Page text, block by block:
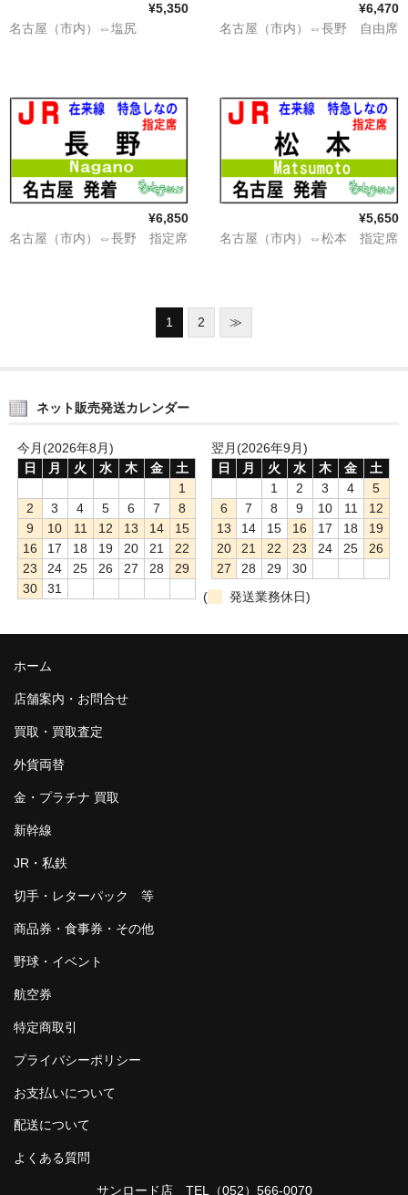
¥5,350
名古屋（市内）⇔塩尻
¥6,470
名古屋（市内）⇔長野 自由席
¥6,850
名古屋（市内）⇔長野 指定席
¥5,650
名古屋（市内）⇔松本 指定席
1 2 ≫
ネット販売発送カレンダー
今月(2026年8月)
日
月 火 水 木 金
土
1
2
3 4 5 6 7
8
9
10 11 12 13 14
15
16
17 18 19 20 21
22
23
24 25 26 27 28
29
30
31
翌月(2026年9月)
日
月 火 水 木 金
土
1
2 3 4
5
6
7 8 9 10 11
12
13
14 15 16 17 18
19
20
21 22 23 24 25
26
27
28 29
30
(
発送業務休日)
ホーム
店舗案内・お問合せ
買取・買取査定
外貨両替
金・プラチナ 買取
新幹線
JR・私鉄
切手・レターパック 等
商品券・食事券・その他
野球・イベント
航空券
特定商取引
プライバシーポリシー
お支払いについて
配送について
よくある質問
サンロード店 TEL（052）566-0070